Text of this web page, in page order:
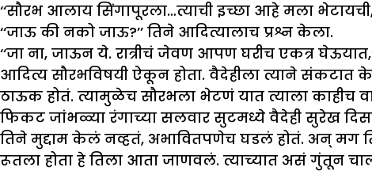
‘‘सौरभ आलाय सिंगापूरला…त्याची इच्छा आहे मला
‘‘जाऊ की नको जाऊ?’’ तिने आदित्यालाच प्रश्न केला.
‘‘जा ना, जाऊन ये. रात्रीचं जेवण आपण घरीच एकत्र
आदित्य सौरभविषयी ऐकून होता. वैदेहीला त्याने संकटात
ठाऊक होतं. त्यामुळेच सौरभला भेटणं यात त्याला काहीच
फिकट जांभळ्या रंगाच्या सलवार सुटमध्ये वैदेही सुरेख
तिने मुद्दाम केलं नव्हतं, अभावितपणेच घडलं होतं. अन् मग
रूतला होता हे तिला आता जाणवलं. त्याच्यात असं गुंतून